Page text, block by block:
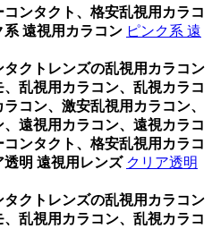
ンタクト、格安乱視用カラコ
系 遠視用カラコン ピンク系 遠
クトレンズの乱視用カラコン
乱視用カラコン、乱視カラコ
コン、激安乱視用カラコン、
遠視用カラコン、遠視カラコ
ンタクト、格安乱視用カラコ
透明 遠視用レンズ クリア透明
クトレンズの乱視用カラコン
乱視用カラコン、乱視カラコ